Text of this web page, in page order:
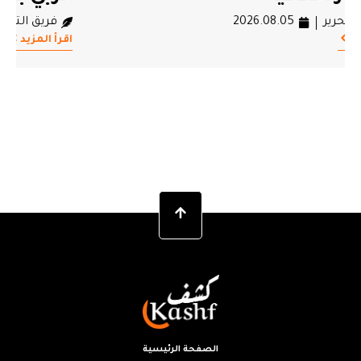
فريق التحرير
الصفحة الرئيسية